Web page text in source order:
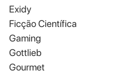
Exidy
Ficção Científica
Gaming
Gottlieb
Gourmet